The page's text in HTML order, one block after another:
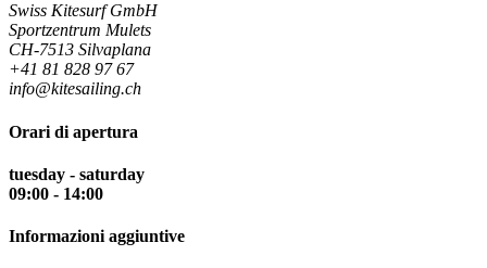
Swiss Kitesurf GmbH
Sportzentrum Mulets
CH-7513 Silvaplana
+41 81 828 97 67
info@kitesailing.ch
Orari di apertura
tuesday - saturday
09:00 - 14:00
Informazioni aggiuntive